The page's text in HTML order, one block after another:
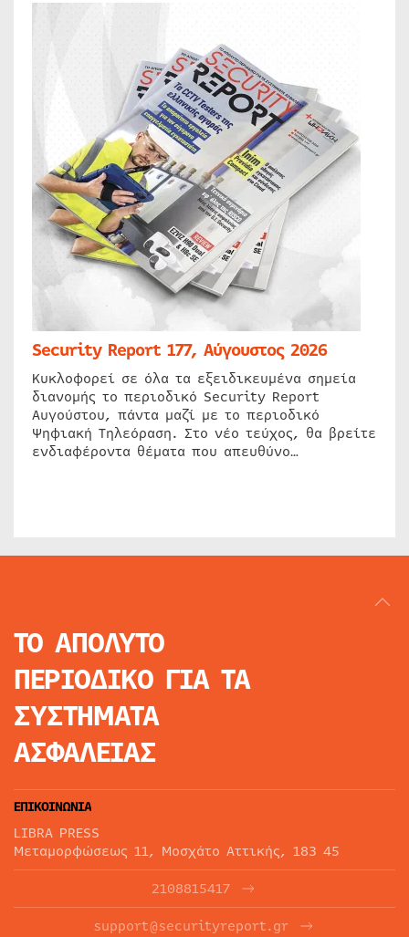
Security Report 177, Αύγουστος 2026
Κυκλοφορεί σε όλα τα εξειδικευμένα σημεία
διανομής το περιοδικό Security Report
Αυγούστου, πάντα μαζί με το περιοδικό
Ψηφιακή Τηλεόραση. Στο νέο τεύχος, θα βρείτε
ενδιαφέροντα θέματα που απευθύνο…
ΤΟ ΑΠΟΛΥΤΟ
ΠΕΡΙΟΔΙΚΟ ΓΙΑ ΤΑ
ΣΥΣΤΗΜΑΤΑ
ΑΣΦΑΛΕΙΑΣ
ΕΠΙΚΟΙΝΩΝΙΑ
LIBRA PRESS
Μεταμορφώσεως 11, Μοσχάτο Αττικής, 183 45
2108815417
support@securityreport.gr